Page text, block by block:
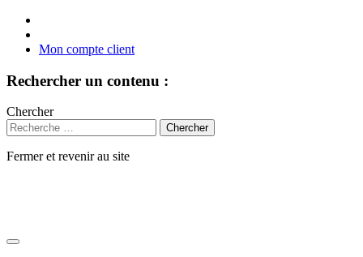
Mon compte client
Rechercher un contenu :
Chercher
Fermer et revenir au site